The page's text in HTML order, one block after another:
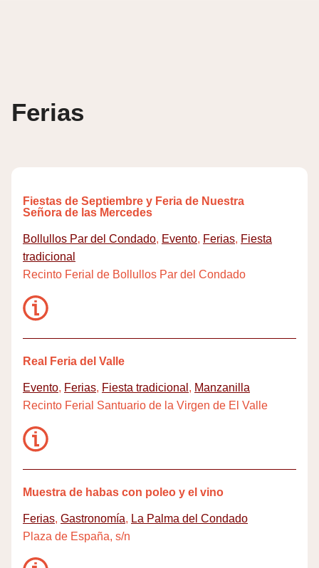
Ferias
Fiestas de Septiembre y Feria de Nuestra
Señora de las Mercedes
Bollullos Par del Condado, Evento, Ferias, Fiesta
tradicional
Recinto Ferial de Bollullos Par del Condado
Real Feria del Valle
Evento, Ferias, Fiesta tradicional , Manzanilla
Recinto Ferial Santuario de la Virgen de El Valle
Muestra de habas con poleo y el vino
Ferias, Gastronomía, La Palma del Condado
Plaza de España, s/n